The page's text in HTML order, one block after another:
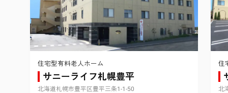
住宅型有料老人ホーム
サニーライフ札幌豊平
北海道札幌市豊平区豊平三条1-1-50
住
北